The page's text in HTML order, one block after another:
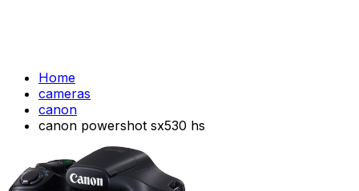
Home
cameras
canon
canon powershot sx530 hs